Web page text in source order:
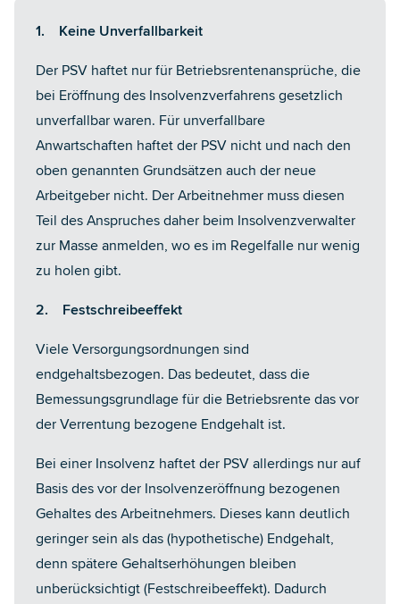
1. Keine Unverfallbarkeit
Der PSV haftet nur für Betriebsrentenansprüche, die
bei Eröffnung des Insolvenzverfahrens gesetzlich
unverfallbar waren. Für unverfallbare
Anwartschaften haftet der PSV nicht und nach den
oben genannten Grundsätzen auch der neue
Arbeitgeber nicht. Der Arbeitnehmer muss diesen
Teil des Anspruches daher beim Insolvenzverwalter
zur Masse anmelden, wo es im Regelfalle nur wenig
zu holen gibt.
2. Festschreibeeffekt
Viele Versorgungsordnungen sind
endgehaltsbezogen. Das bedeutet, dass die
Bemessungsgrundlage für die Betriebsrente das vor
der Verrentung bezogene Endgehalt ist.
Bei einer Insolvenz haftet der PSV allerdings nur auf
Basis des vor der Insolvenzeröffnung bezogenen
Gehaltes des Arbeitnehmers. Dieses kann deutlich
geringer sein als das (hypothetische) Endgehalt,
denn spätere Gehaltserhöhungen bleiben
unberücksichtigt (Festschreibeeffekt). Dadurch